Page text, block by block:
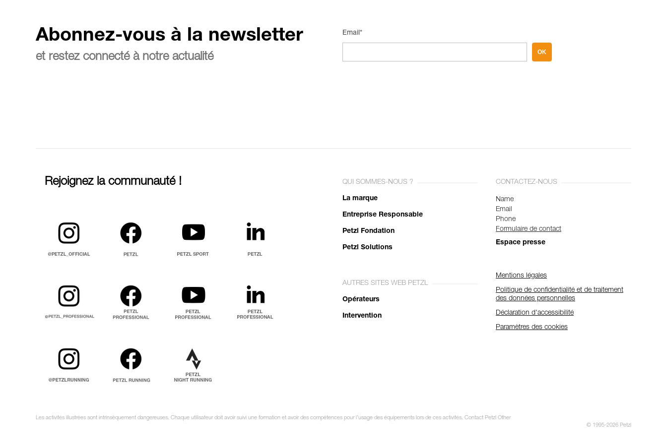
Abonnez-vous à la newsletter
et restez connecté à notre actualité
Email*
OK
Rejoignez la communauté ! QUI SOMMES-NOUS ?
La marque
Entreprise Responsable
Petzl Fondation
Petzl Solutions
AUTRES SITES WEB PETZL
Opérateurs
Intervention
CONTACTEZ-NOUS
Name
Email
Phone
Formulaire de contact
Espace presse
Mentions légales
Politique de confidentialité et de traitement
des données personnelles
Déclaration d'accessibilité
Paramètres des cookies
Les activités illustrées sont intrinsèquement dangereuses. Chaque utilisateur doit avoir suivi une formation et avoir des compétences pour l’usage des équipements lors de ces activités. Contact Petzl Other
© 1995-2026 Petzl